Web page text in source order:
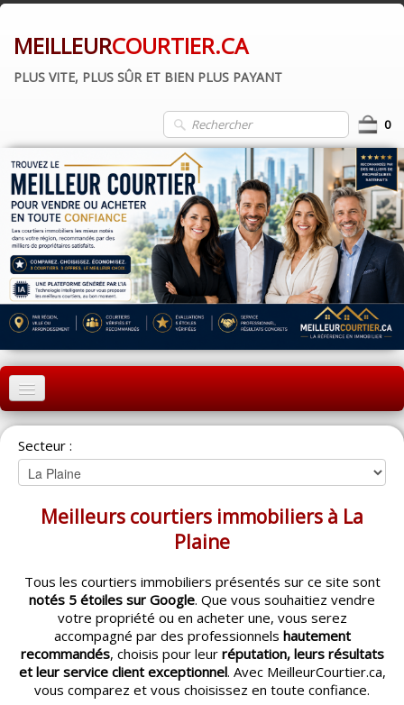
MEILLEURCOURTIER.CA
PLUS VITE, PLUS SÛR ET BIEN PLUS PAYANT
0
ACCUEIL
MONTRÉAL
QUÉBEC
LAVAL
CATÉGORIES▼
ACHETEUR / VENDEUR▼
ENTREPRENEURS▼
Secteur :
Meilleurs courtiers immobiliers à La
Plaine
Tous les courtiers immobiliers présentés sur ce site sont
notés 5 étoiles sur Google. Que vous souhaitiez vendre
votre propriété ou en acheter une, vous serez
accompagné par des professionnels hautement
recommandés, choisis pour leur réputation, leurs résultats
et leur service client exceptionnel. Avec MeilleurCourtier.ca,
vous comparez et vous choisissez en toute confiance.